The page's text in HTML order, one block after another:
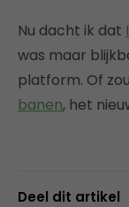
Nu dacht ik dat
was maar
platform. Of
banen, het
Deel dit artikel